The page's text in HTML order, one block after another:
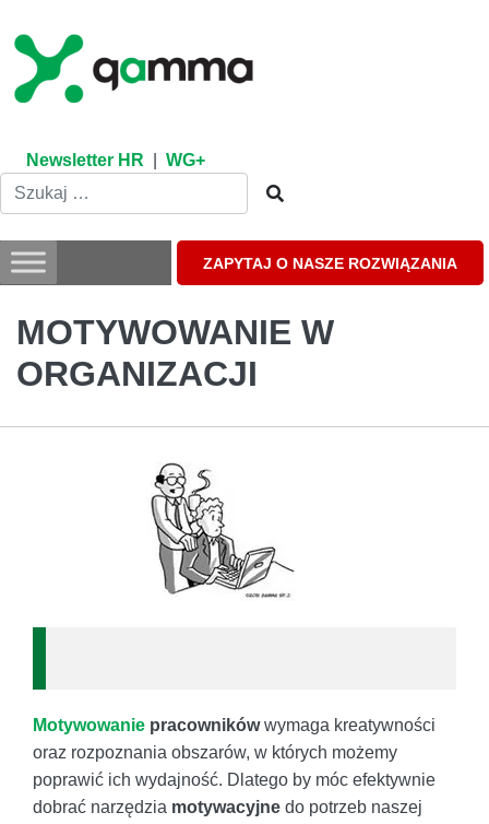
content
Newsletter HR WG+
ZAPYTAJ O NASZE ROZWIĄZANIA
MOTYWOWANIE W
ORGANIZACJI
Motywowanie pracownikówwymaga kreatywności
oraz rozpoznania obszarów, w których możemy
poprawić ich wydajność. Dlatego by móc efektywnie
dobrać narzędzia motywacyjne do potrzeb naszej